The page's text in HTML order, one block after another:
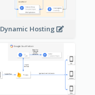
Dynamic Hosting